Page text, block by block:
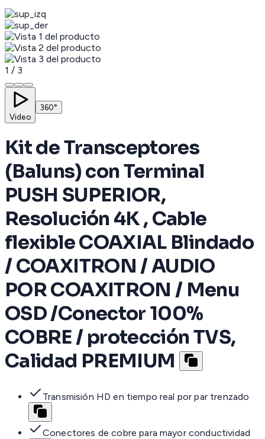
1 / 3
Video
360°
Kit de Transceptores
(Baluns) con Terminal
PUSH SUPERIOR,
Resolución 4K , Cable
flexible COAXIAL Blindado
/ COAXITRON / AUDIO
POR COAXITRON / Menu
OSD /Conector 100%
COBRE / protección TVS,
Calidad PREMIUM
Transmisión HD en tiempo real por par trenzado
Conectores de cobre para mayor conductividad